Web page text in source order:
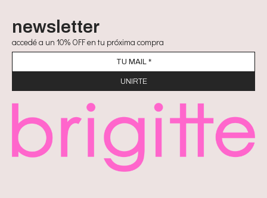
newsletter
accedé a un 10% OFF en tu próxima compra